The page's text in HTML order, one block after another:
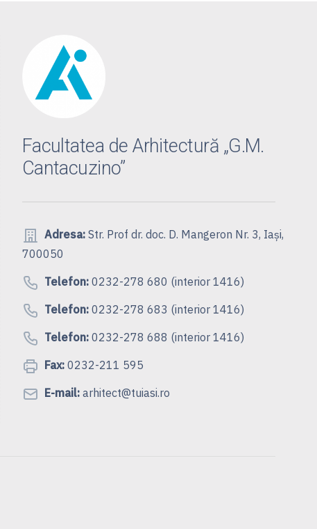
Facultatea de Arhitectură „G.M.
Cantacuzino”
Adresa:Str. Prof dr. doc. D. Mangeron Nr. 3, Iași,
700050
Telefon:0232-278 680 (interior 1416)
Telefon:0232-278 683 (interior 1416)
Telefon:0232-278 688 (interior 1416)
Fax:0232-211 595
E-mail:arhitect@tuiasi.ro